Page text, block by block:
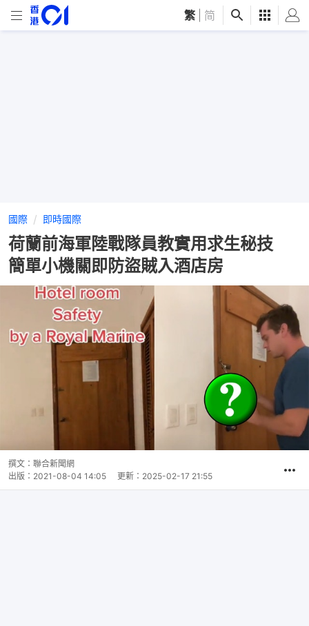
繁 简
國際 即時國際
荷蘭前海軍陸戰隊員教實用求生秘技
簡單小機關即防盜賊入酒店房
撰文： 聯合新聞網
出版： 2021-08-04 14:05 更新： 2025-02-17 21:55